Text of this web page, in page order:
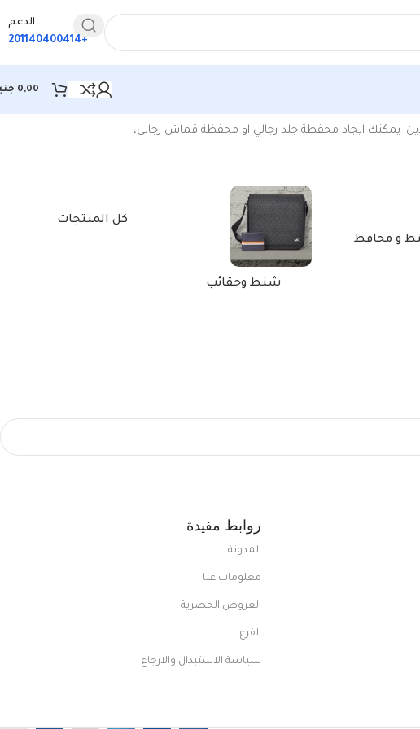
الدعم
+201140400414
0,00
يمكنك ايجاد محفظة جلد رجالي او محفظة قماش رجالى،
و محافظ
شنط وحقائب
كل المنتجات
روابط مفيدة
المدونة
معلومات عنا
العروض الحصرية
الفرع
سياسة الاستبدال والارجاع